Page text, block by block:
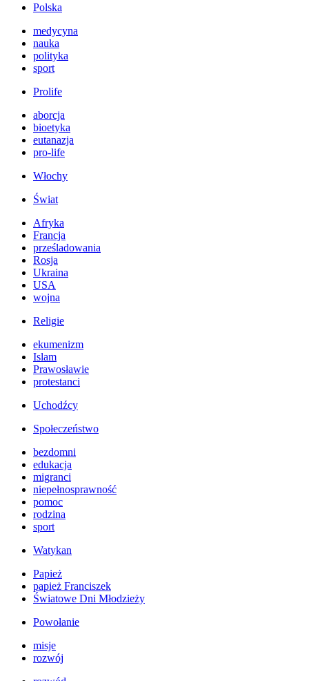
Polska
medycyna
nauka
polityka
sport
Prolife
aborcja
bioetyka
eutanazja
pro-life
Włochy
Świat
Afryka
Francja
prześladowania
Rosja
Ukraina
USA
wojna
Religie
ekumenizm
Islam
Prawosławie
protestanci
Uchodźcy
Społeczeństwo
bezdomni
edukacja
migranci
niepełnosprawność
pomoc
rodzina
sport
Watykan
Papież
papież Franciszek
Światowe Dni Młodzieży
Powołanie
misje
rozwój